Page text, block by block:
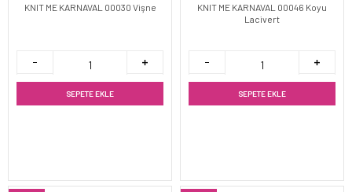
KNIT ME KARNAVAL 00030 Vişne
SEPETE EKLE
KNIT ME KARNAVAL 00046 Koyu
Lacivert
SEPETE EKLE